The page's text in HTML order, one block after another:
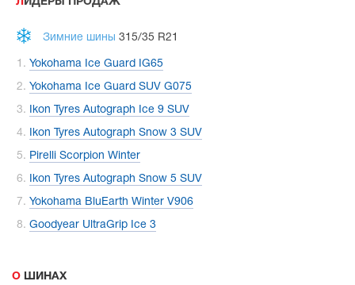
ЛИДЕРЫ ПРОДАЖ
Зимние шины 315/35 R21
Yokohama Ice Guard IG65
Yokohama Ice Guard SUV G075
Ikon Tyres Autograph Ice 9 SUV
Ikon Tyres Autograph Snow 3 SUV
Pirelli Scorpion Winter
Ikon Tyres Autograph Snow 5 SUV
Yokohama BluEarth Winter V906
Goodyear UltraGrip Ice 3
О ШИНАХ